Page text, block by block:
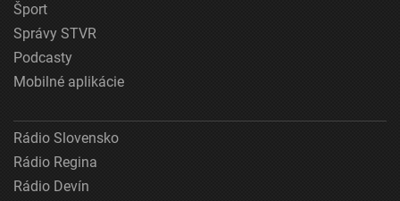
Šport
Správy STVR
Podcasty
Mobilné aplikácie
Rádio Slovensko
Rádio Regina
Rádio Devín